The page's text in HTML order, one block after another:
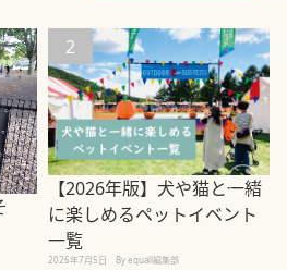
2
【2026年版】犬や猫と一緒
に楽しめるペットイベント
一覧
2026年7月5日 By equall編集部